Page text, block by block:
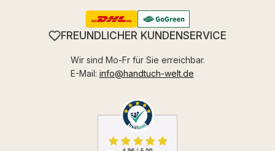
FREUNDLICHER KUNDENSERVICE
Wir sind Mo-Fr für Sie erreichbar.
E-Mail: info@handtuch-welt.de